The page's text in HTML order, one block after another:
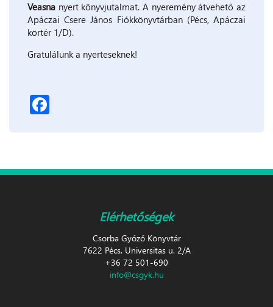
Veasna nyert könyvjutalmat. A nyeremény átvehető az
Apáczai Csere János Fiókkönyvtárban (Pécs, Apáczai
körtér 1/D).
Gratulálunk a nyerteseknek!
Elérhetőségek
Csorba Győző Könyvtár
7622 Pécs, Universitas u. 2/A
+36 72 501-690
info@csgyk.hu